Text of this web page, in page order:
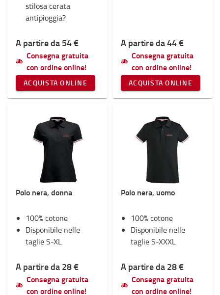
stilosa cerata
antipioggia?
A partire da 54 €
Consegna gratuita
con ordine online!
ACQUISTA ONLINE
A partire da 44 €
Consegna gratuita
con ordine online!
ACQUISTA ONLINE
Polo nera, donna
100% cotone
Disponibile nelle
taglie S-XL
A partire da 28 €
Consegna gratuita
con ordine online!
Polo nera, uomo
100% cotone
Disponibile nelle
taglie S-XXXL
A partire da 28 €
Consegna gratuita
con ordine online!